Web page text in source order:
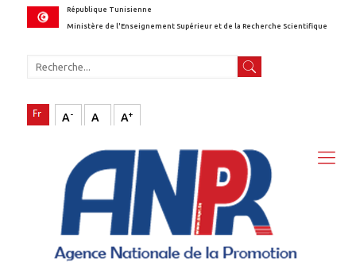
République Tunisienne
Ministère de l'Enseignement Supérieur et de la Recherche Scientifique
A- A A+